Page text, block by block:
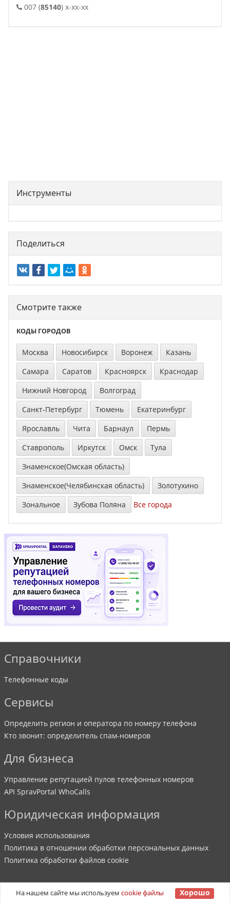
007 (85140) x-xx-xx
. .
Инструменты
Поделиться
Смотрите также
КОДЫ ГОРОДОВ
Москва Новосибирск Воронеж
Казань
Самара
Саратов Красноярск
Краснодар
Нижний Новгород
Волгоград
Санкт-Петербург
Тюмень
Екатеринбург
Ярославль
Чита Барнаул
Пермь
Ставрополь
Иркутск Омск
Тула
Знаменское(Омская область)
Знаменское(Челябинская область)
Золотухино
Зональное
Зубова Поляна Все города
Справочники
Телефонные коды
Сервисы
Определить регион и оператора по номеру телефона
Кто звонит: определитель спам-номеров
Для бизнеса
Управление репутацией пулов телефонных номеров
API SpravPortal WhoCalls
Юридическая информация
Условия использования
Политика в отношении обработки персональных данных
Политика обработки файлов cookie
©2007-2026 SpravPortal. Все права защищены.
На нашем сайте мы используемcookie файлы Хорошо